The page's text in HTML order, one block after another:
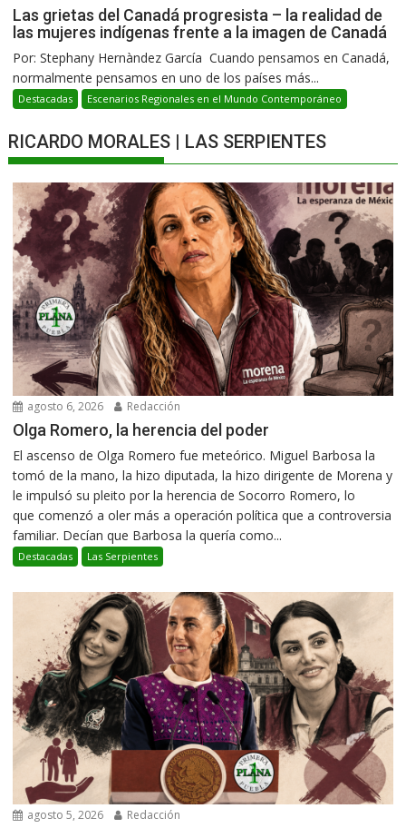
Las grietas del Canadá progresista – la realidad de
las mujeres indígenas frente a la imagen de Canadá
Por: Stephany Hernàndez García Cuando pensamos en Canadá,
normalmente pensamos en uno de los países más...
Destacadas Escenarios Regionales en el Mundo Contemporáneo
RICARDO MORALES | LAS SERPIENTES
agosto 6, 2026 Redacción
Olga Romero, la herencia del poder
El ascenso de Olga Romero fue meteórico. Miguel Barbosa la
tomó de la mano, la hizo diputada, la hizo dirigente de Morena y
le impulsó su pleito por la herencia de Socorro Romero, lo
que comenzó a oler más a operación política que a controversia
familiar. Decían que Barbosa la quería como...
Destacadas Las Serpientes
agosto 5, 2026 Redacción